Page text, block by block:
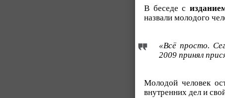
В беседе с
назвали молодого
«Всё просто.
2009 принял
Молодой человек
внутренних дел и